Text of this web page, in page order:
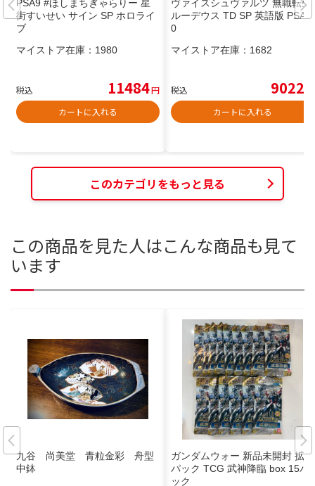
PSA9 #ほしまちぎゃらりー 星
街すいせい サイン SP ホロライ
ブ
マイストア在庫： 1980
税込 11484円
カートに入れる
ヴァイスシュヴァルツ 無職転生
ルーデウス TD SP 英語版 PSA1
0
マイストア在庫： 1682
税込 9022
カートに入れる
このカテゴリをもっと見る
この商品を見た人はこんな商品も見て
います
九谷 尚美堂 青粒金彩 舟型
中鉢
ガンダムウォー 新品未開封 拡張
パック TCG 武神降臨 box 15パ
ック